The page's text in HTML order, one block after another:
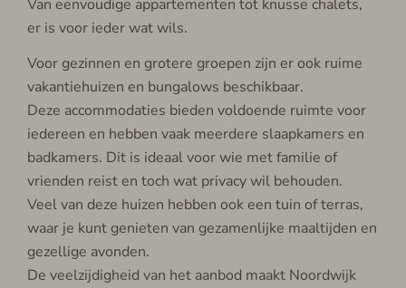
Van eenvoudige appartementen tot knusse chalets,
er is voor ieder wat wils.
Voor gezinnen en grotere groepen zijn er ook ruime
vakantiehuizen en bungalows beschikbaar.
Deze accommodaties bieden voldoende ruimte voor
iedereen en hebben vaak meerdere slaapkamers en
badkamers. Dit is ideaal voor wie met familie of
vrienden reist en toch wat privacy wil behouden.
Veel van deze huizen hebben ook een tuin of terras,
waar je kunt genieten van gezamenlijke maaltijden en
gezellige avonden.
De veelzijdigheid van het aanbod maakt Noordwijk